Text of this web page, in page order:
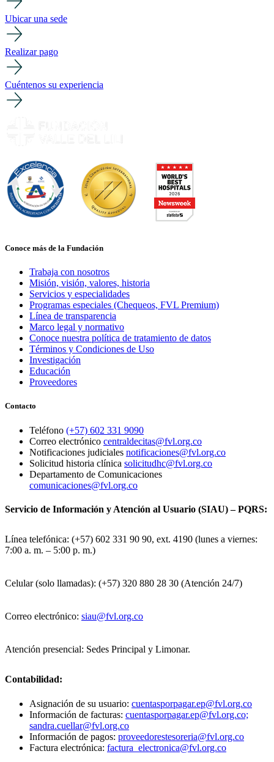
Ubicar una sede
Realizar pago
Cuéntenos su experiencia
Conoce más de la Fundación
Trabaja con nosotros
Misión, visión, valores, historia
Servicios y especialidades
Programas especiales (Chequeos, FVL Premium)
Línea de transparencia
Marco legal y normativo
Conoce nuestra política de tratamiento de datos
Términos y Condiciones de Uso
Investigación
Educación
Proveedores
Contacto
Teléfono (+57) 602 331 9090
Correo electrónico centraldecitas@fvl.org.co
Notificaciones judiciales notificaciones@fvl.org.co
Solicitud historia clínica solicitudhc@fvl.org.co
Departamento de Comunicaciones
comunicaciones@fvl.org.co
Servicio de Información y Atención al Usuario (SIAU) – PQRS:
Línea telefónica: (+57) 602 331 90 90, ext. 4190 (lunes a viernes:
7:00 a. m. – 5:00 p. m.)
Celular (solo llamadas): (+57) 320 880 28 30 (Atención 24/7)
Correo electrónico: siau@fvl.org.co
Atención presencial: Sedes Principal y Limonar.
Contabilidad:
Asignación de su usuario: cuentasporpagar.ep@fvl.org.co
Información de facturas: cuentasporpagar.ep@fvl.org.co;
sandra.cuellar@fvl.org.co
Información de pagos: proveedorestesoreria@fvl.org.co
Factura electrónica: factura_electronica@fvl.org.co